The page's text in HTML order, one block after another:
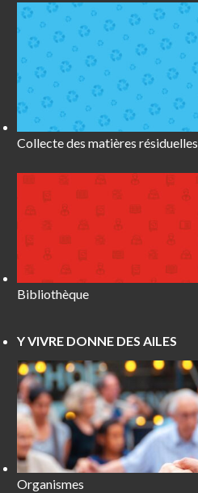
Collecte des matières résiduelles
Bibliothèque
Y VIVRE DONNE DES AILES
Organismes